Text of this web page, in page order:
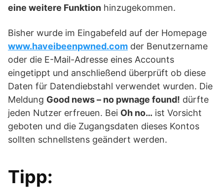
eine weitere Funktion hinzugekommen.
Bisher wurde im Eingabefeld auf der Homepage
www.haveibeenpwned.com der Benutzername
oder die E-Mail-Adresse eines Accounts
eingetippt und anschließend überprüft ob diese
Daten für Datendiebstahl verwendet wurden. Die
Meldung Good news – no pwnage found! dürfte
jeden Nutzer erfreuen. Bei Oh no… ist Vorsicht
geboten und die Zugangsdaten dieses Kontos
sollten schnellstens geändert werden.
Tipp: